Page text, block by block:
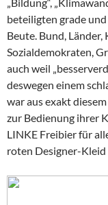
beteiligten grade
Beute. Bund,
Sozialdemokraten,
auch weil
deswegen einem
war aus exakt
zur Bedienung ihrer
LINKE Freibier für
roten Designer-Kleid